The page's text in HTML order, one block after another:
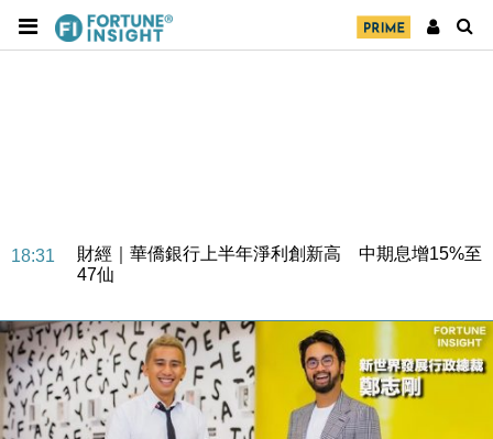
18:31
財經｜華僑銀行上半年淨利創新高 中期息增15%至
47仙
及消費表現
16:47
本地｜假冒內地執法人員要求交「保證金」 43歲女子
損失近6900萬元
16:05
財經｜日經失守6.5萬點後回穩 全周仍升近2%